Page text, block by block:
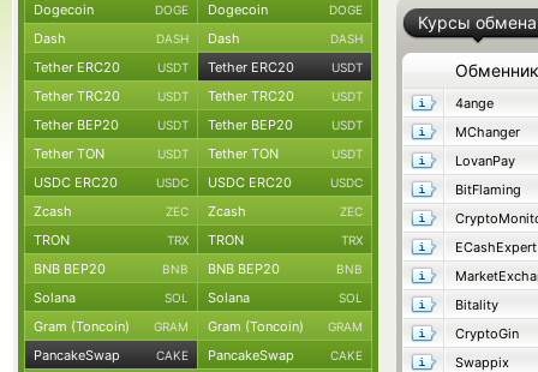
Курсы обмена
Обменник
4ange
MChanger
LovanPay
BitFlaming
ECashExpert
Bitality
CryptoGin
Swappix
Dogecoin DOGE Dogecoin DOGE
Dash DASH Dash DASH
Tether ERC20 USDT Tether ERC20 USDT
Tether TRC20 USDT Tether TRC20 USDT
Tether BEP20 USDT Tether BEP20 USDT
Tether TON USDT Tether TON USDT
USDC ERC20 USDC USDC ERC20 USDC
Zcash ZEC Zcash ZEC
TRON TRX TRON TRX
BNB BEP20 BNB BNB BEP20 BNB
Solana SOL Solana SOL
Gram (Toncoin) GRAM Gram (Toncoin) GRAM
PancakeSwap CAKE PancakeSwap CAKE